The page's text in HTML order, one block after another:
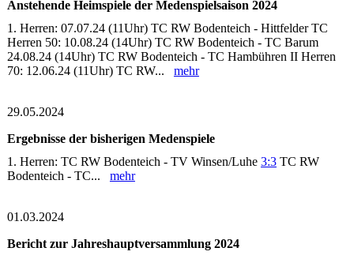
Anstehende Heimspiele der Medenspielsaison 2024
1. Herren: 07.07.24 (11Uhr) TC RW Bodenteich - Hittfelder TC
Herren 50: 10.08.24 (14Uhr) TC RW Bodenteich - TC Barum
24.08.24 (14Uhr) TC RW Bodenteich - TC Hambühren II Herren
70: 12.06.24 (11Uhr) TC RW... mehr
29.05.2024
Ergebnisse der bisherigen Medenspiele
1. Herren: TC RW Bodenteich - TV Winsen/Luhe 3:3TC RW
Bodenteich - TC... mehr
01.03.2024
Bericht zur Jahreshauptversammlung 2024